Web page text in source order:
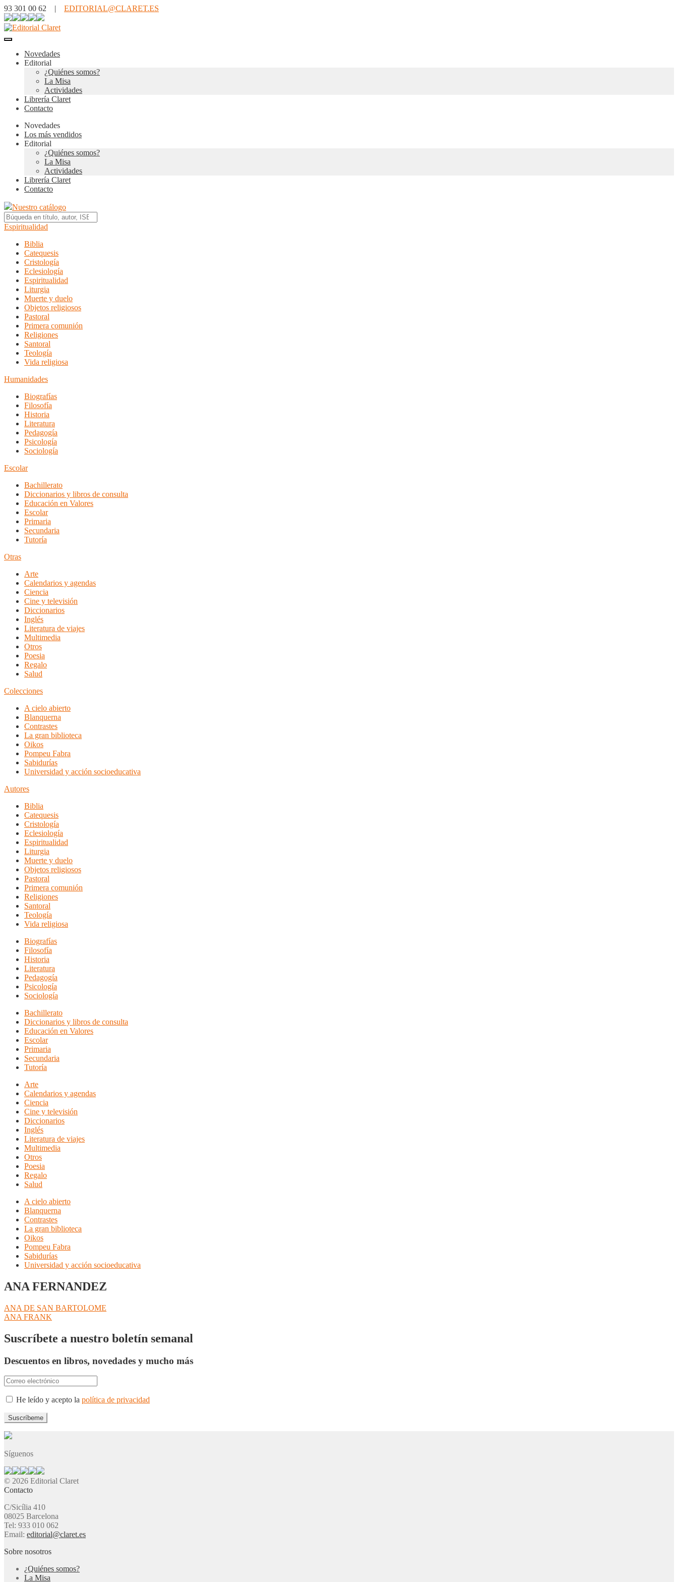
93 301 00 62 | EDITORIAL@CLARET.ES
Novedades
Editorial
¿Quiénes somos?
La Misa
Actividades
Librería Claret
Contacto
Novedades
Los más vendidos
Editorial
¿Quiénes somos?
La Misa
Actividades
Librería Claret
Contacto
Nuestro catálogo
Espiritualidad
Biblia
Catequesis
Cristología
Eclesiología
Espiritualidad
Liturgia
Muerte y duelo
Objetos religiosos
Pastoral
Primera comunión
Religiones
Santoral
Teología
Vida religiosa
Humanidades
Biografías
Filosofía
Historia
Literatura
Pedagogía
Psicología
Sociología
Escolar
Bachillerato
Diccionarios y libros de consulta
Educación en Valores
Escolar
Primaria
Secundaria
Tutoría
Otras
Arte
Calendarios y agendas
Ciencia
Cine y televisión
Diccionarios
Inglés
Literatura de viajes
Multimedia
Otros
Poesia
Regalo
Salud
Colecciones
A cielo abierto
Blanquerna
Contrastes
La gran biblioteca
Oikos
Pompeu Fabra
Sabidurías
Universidad y acción socioeducativa
Autores
Biblia
Catequesis
Cristología
Eclesiología
Espiritualidad
Liturgia
Muerte y duelo
Objetos religiosos
Pastoral
Primera comunión
Religiones
Santoral
Teología
Vida religiosa
Biografías
Filosofía
Historia
Literatura
Pedagogía
Psicología
Sociología
Bachillerato
Diccionarios y libros de consulta
Educación en Valores
Escolar
Primaria
Secundaria
Tutoría
Arte
Calendarios y agendas
Ciencia
Cine y televisión
Diccionarios
Inglés
Literatura de viajes
Multimedia
Otros
Poesia
Regalo
Salud
A cielo abierto
Blanquerna
Contrastes
La gran biblioteca
Oikos
Pompeu Fabra
Sabidurías
Universidad y acción socioeducativa
ANA FERNANDEZ
Navegación
de
entradas
Anterior:
ANA DE SAN BARTOLOME
Siguiente:
ANA FRANK
Suscríbete a nuestro boletín semanal
Descuentos en libros, novedades y mucho más
He leído y acepto la política de privacidad
Síguenos
© 2026 Editorial Claret
Contacto
C/Sicília 410
08025 Barcelona
Tel: 933 010 062
Email: editorial@claret.es
Sobre nosotros
¿Quiénes somos?
La Misa